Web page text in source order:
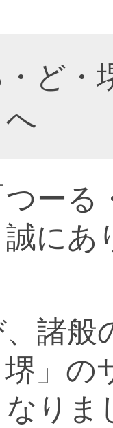
・ど
ーる
にあ
諸般
」の
りま